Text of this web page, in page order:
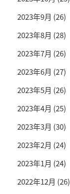
2023年9月 (26)
2023年8月 (28)
2023年7月 (26)
2023年6月 (27)
2023年5月 (26)
2023年4月 (25)
2023年3月 (30)
2023年2月 (24)
2023年1月 (24)
2022年12月 (26)